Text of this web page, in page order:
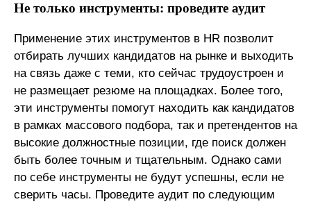
Не только инструменты: проведите аудит
Применение этих инструментов в HR позволит
отбирать лучших кандидатов на рынке и выходить
на связь даже с теми, кто сейчас трудоустроен и
не размещает резюме на площадках. Более того,
эти инструменты помогут находить как кандидатов
в рамках массового подбора, так и претендентов на
высокие должностные позиции, где поиск должен
быть более точным и тщательным. Однако сами
по себе инструменты не будут успешны, если не
сверить часы. Проведите аудит по следующим